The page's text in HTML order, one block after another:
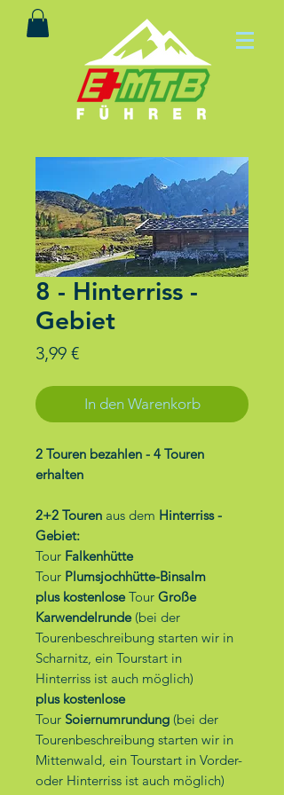
8 - Hinterriss -
Gebiet
3,99 €Preis
In den Warenkorb
2 Touren bezahlen - 4 Touren
erhalten
2+2 Touren aus dem Hinterriss -
Gebiet:
Tour Falkenhütte
Tour Plumsjochhütte-Binsalm
plus kostenloseTour Große
Karwendelrunde (bei der
Tourenbeschreibung starten wir in
Scharnitz, ein Tourstart in
Hinterriss ist auch möglich)
plus kostenlose
Tour Soiernumrundung (bei der
Tourenbeschreibung starten wir in
Mittenwald, ein Tourstart in Vorder-
oder Hinterriss ist auch möglich)